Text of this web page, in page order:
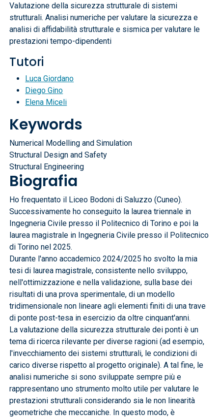
Valutazione della sicurezza strutturale di sistemi
strutturali. Analisi numeriche per valutare la sicurezza e
analisi di affidabilità strutturale e sismica per valutare le
prestazioni tempo-dipendenti
Tutori
Luca Giordano
Diego Gino
Elena Miceli
Keywords
Numerical Modelling and Simulation
Structural Design and Safety
Structural Engineering
Biografia
Ho frequentato il Liceo Bodoni di Saluzzo (Cuneo).
Successivamente ho conseguito la laurea triennale in
Ingegneria Civile presso il Politecnico di Torino e poi la
laurea magistrale in Ingegneria Civile presso il Politecnico
di Torino nel 2025.
Durante l'anno accademico 2024/2025 ho svolto la mia
tesi di laurea magistrale, consistente nello sviluppo,
nell'ottimizzazione e nella validazione, sulla base dei
risultati di una prova sperimentale, di un modello
tridimensionale non lineare agli elementi finiti di una trave
di ponte post-tesa in esercizio da oltre cinquant'anni.
La valutazione della sicurezza strutturale dei ponti è un
tema di ricerca rilevante per diverse ragioni (ad esempio,
l'invecchiamento dei sistemi strutturali, le condizioni di
carico diverse rispetto al progetto originale). A tal fine, le
analisi numeriche si sono sviluppate sempre più e
rappresentano uno strumento molto utile per valutare le
prestazioni strutturali considerando sia le non linearità
geometriche che meccaniche. In questo modo, è